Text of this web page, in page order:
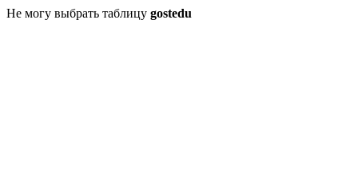
Не могу выбрать таблицу gostedu